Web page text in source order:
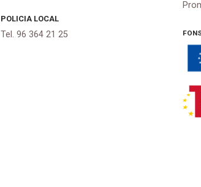
POLICIA LOCAL
Tel. 96 364 21 25